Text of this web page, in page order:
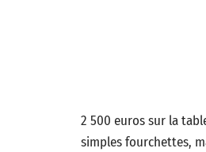
2 500 euros sur la
simples fourchettes,